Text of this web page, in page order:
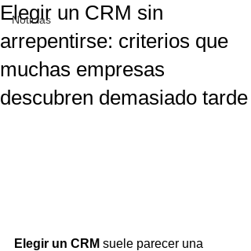
Noticias
Elegir un CRM sin
arrepentirse: criterios que
muchas empresas
descubren demasiado tarde
Elegir un CRM suele parecer una